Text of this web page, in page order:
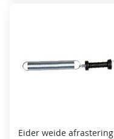
Eider weide afrastering